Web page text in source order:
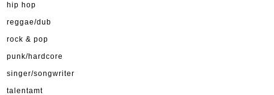
hip hop
reggae/dub
rock & pop
punk/hardcore
singer/songwriter
talentamt